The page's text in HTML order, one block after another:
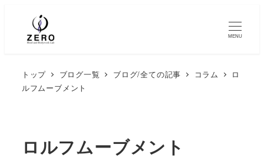
MENU
トップ ブログ一覧 ブログ/全ての記事 コラム
ロ
ルフムーブメント
ロルフムーブメント